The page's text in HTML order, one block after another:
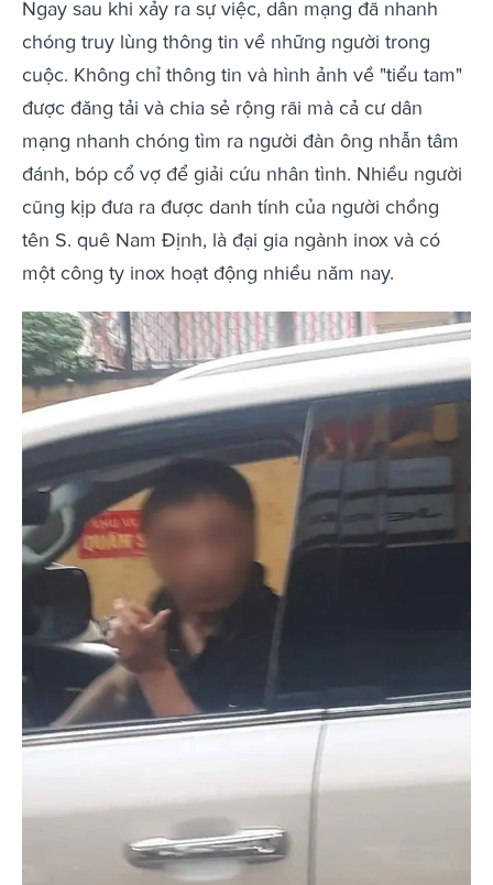
Ngay sau khi xảy ra sự việc, dân mạng đã nhanh
chóng truy lùng thông tin về những người trong
cuộc. Không chỉ thông tin và hình ảnh về "tiểu tam"
được đăng tải và chia sẻ rộng rãi mà cả cư dân
mạng nhanh chóng tìm ra người đàn ông nhẫn tâm
đánh, bóp cổ vợ để giải cứu nhân tình. Nhiều người
cũng kịp đưa ra được danh tính của người chồng
tên S. quê Nam Định, là đại gia ngành inox và có
một công ty inox hoạt động nhiều năm nay.